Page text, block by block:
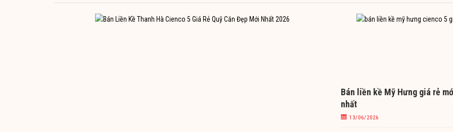
Bán liền kề Mỹ Hưng giá rẻ
nhất
13/06/2026